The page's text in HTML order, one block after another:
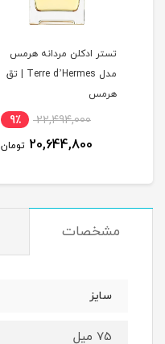
تستر ادکلن مردانه هرمس
مدل Terre d’Hermes | تق
هرمس
22,494,000 9٪
20,644,800 تومان
مشخصات
سایز
75 میل